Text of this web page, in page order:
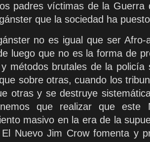
padres víctimas de la
que la sociedad ha
no es igual que ser Afro-
luego que no es la forma de
y métodos brutales de la
sobre otras, cuando los
otras y se destruye
que realizar que
masivo en la era de la
Nuevo Jim Crow fomenta y